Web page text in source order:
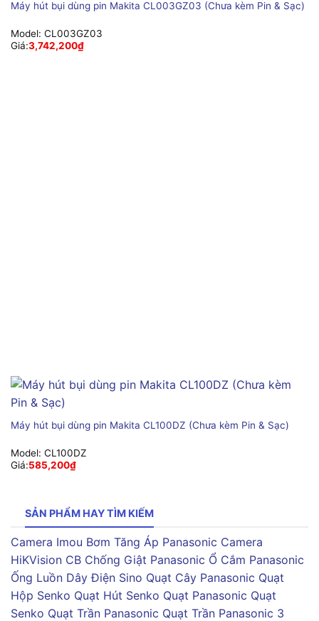
Máy hút bụi dùng pin Makita CL003GZ03 (Chưa kèm Pin & Sạc)
Model: CL003GZ03
Giá:3,742,200₫
Máy hút bụi dùng pin Makita CL100DZ (Chưa kèm Pin & Sạc)
Model: CL100DZ
Giá:585,200₫
SẢN PHẨM HAY TÌM KIẾM
Camera Imou Bơm Tăng Áp Panasonic Camera
HiKVision CB Chống Giật Panasonic Ổ Cắm Panasonic
Ống Luồn Dây Điện Sino Quạt Cây Panasonic Quạt
Hộp Senko Quạt Hút Senko Quạt Panasonic Quạt
Senko Quạt Trần Panasonic Quạt Trần Panasonic 3